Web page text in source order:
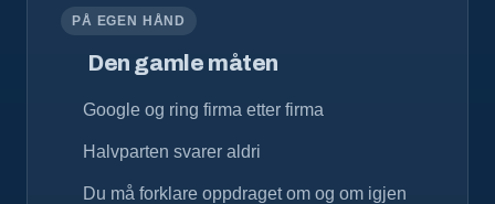
PÅ EGEN HÅND
Den gamle måten
Google og ring firma etter firma
Halvparten svarer aldri
Du må forklare oppdraget om og om igjen